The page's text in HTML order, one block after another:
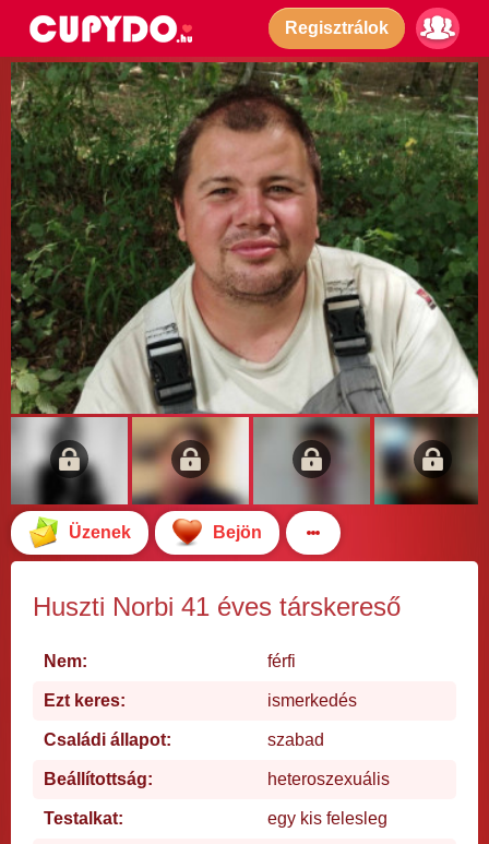
Regisztrálok
Üzenek Bejön
Huszti Norbi 41 éves társkereső
Nem: férfi
Ezt keres: ismerkedés
Családi állapot: szabad
Beállítottság: heteroszexuális
Testalkat: egy kis felesleg